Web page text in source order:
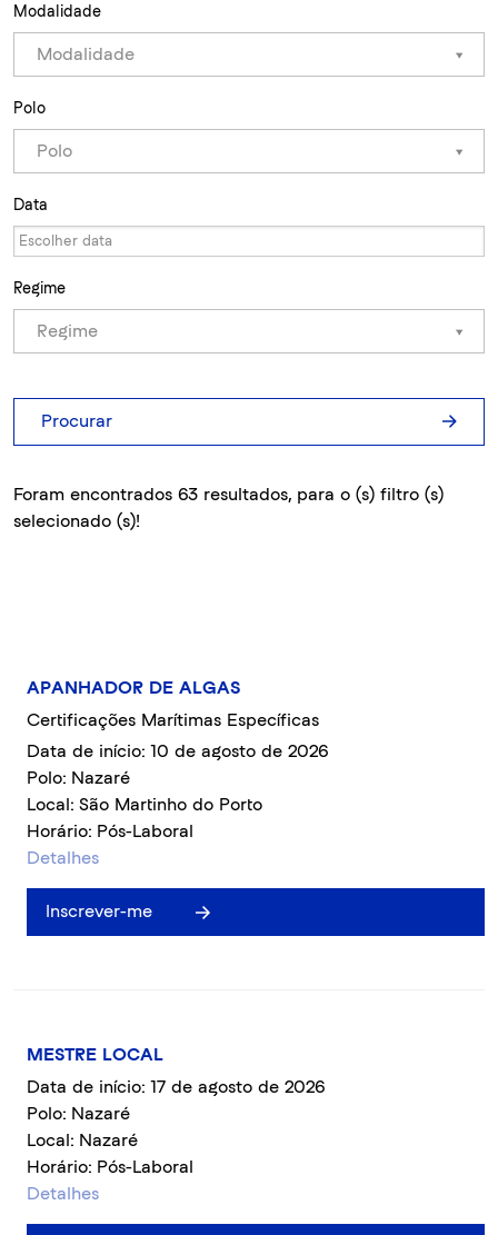
Modalidade
Modalidade
Polo
Polo
Data
Regime
Regime
Foram encontrados 63 resultados, para o (s) filtro (s)
selecionado (s)!
Procurar
APANHADOR DE ALGAS
Certificações Marítimas Específicas
Data de início: 10 de agosto de 2026
Polo: Nazaré
Local: São Martinho do Porto
Horário: Pós-Laboral
Detalhes
Inscrever-me
MESTRE LOCAL
Data de início: 17 de agosto de 2026
Polo: Nazaré
Local: Nazaré
Horário: Pós-Laboral
Detalhes